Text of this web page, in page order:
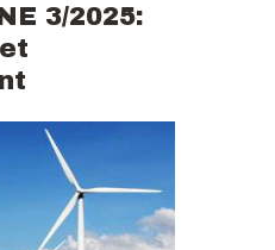
3/2025: